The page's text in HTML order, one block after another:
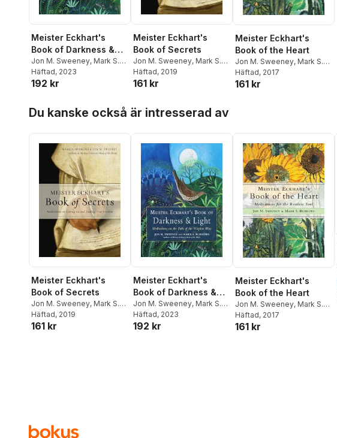
Meister Eckhart's
Book of Darkness &
Light
Jon M. Sweeney, Mark S.
Burrows,Meister Eckhart
Häftad, 2023
192 kr
Meister Eckhart's
Book of Secrets
Jon M. Sweeney, Mark S.
Burrows
Häftad, 2019
161 kr
Meister Eckhart's
Book of the Heart
Jon M. Sweeney, Mark S.
Burrows
Häftad, 2017
161 kr
Du kanske också är intresserad av
Meister Eckhart's
Book of Secrets
Jon M. Sweeney, Mark S.
Burrows
Häftad, 2019
161 kr
Meister Eckhart's
Book of Darkness &
Light
Jon M. Sweeney, Mark S.
Burrows,Meister Eckhart
Häftad, 2023
192 kr
Meister Eckhart's
Book of the Heart
Jon M. Sweeney, Mark S.
Burrows
Häftad, 2017
161 kr